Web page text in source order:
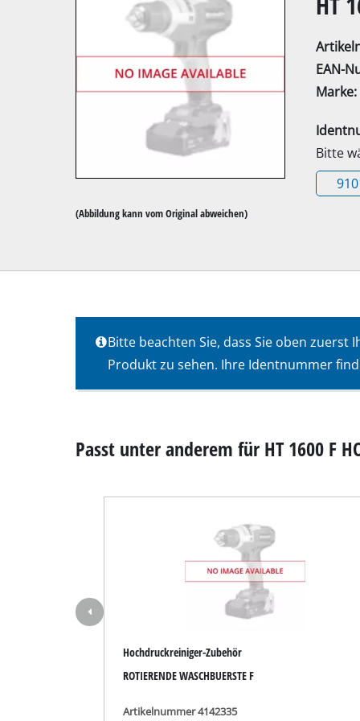
Handkreissägen
Stichsägen
Dekupiersägen
Aschesauger
Exzenterschleifer
Multischleifer
Schwingschleifer
(Abbildung kann vom Original abweichen)
EAN-
Marke:
Bitte
Bitte beachten Sie, dass Sie oben
Produkt zu sehen. Ihre Identnummer
Passt unter anderem für HT 1600 F
Hochdruckreiniger-Zubehör
ROTIERENDE WASCHBUERSTE F
Artikelnummer 4142335